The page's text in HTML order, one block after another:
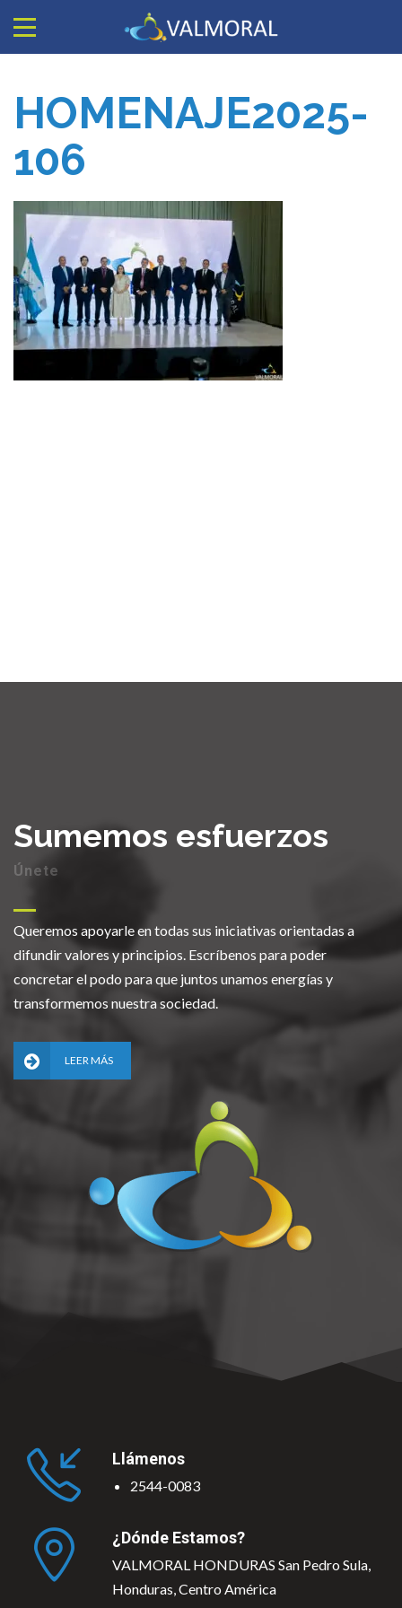
HOMENAJE2025-
106
Sumemos esfuerzos
Únete
Queremos apoyarle en todas sus iniciativas orientadas a
difundir valores y principios. Escríbenos para poder
concretar el podo para que juntos unamos energías y
transformemos nuestra sociedad.
LEER MÁS
Llámenos
2544-0083
¿Dónde Estamos?
VALMORAL HONDURAS San Pedro Sula,
Honduras, Centro América